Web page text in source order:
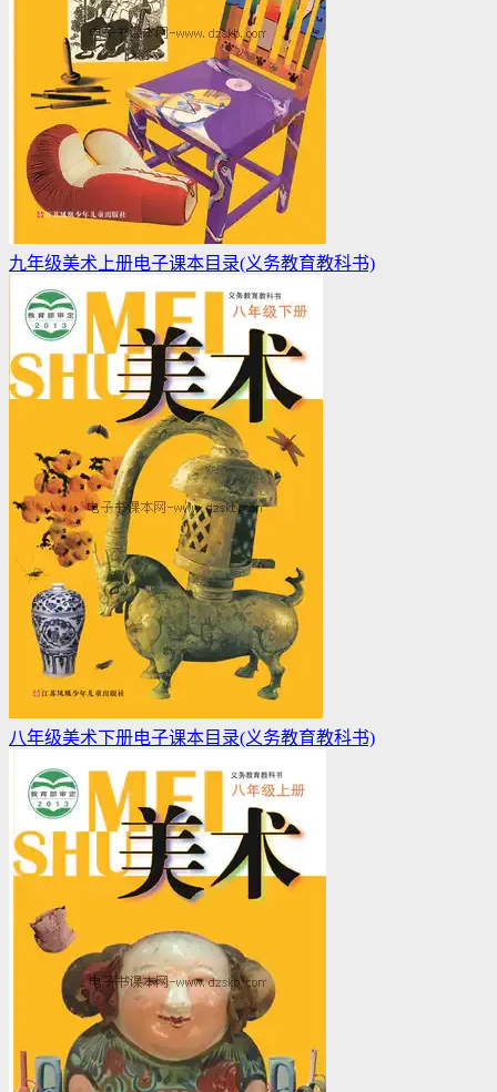
九年级美术上册电子课本目录(义务教育教科书)
八年级美术下册电子课本目录(义务教育教科书)